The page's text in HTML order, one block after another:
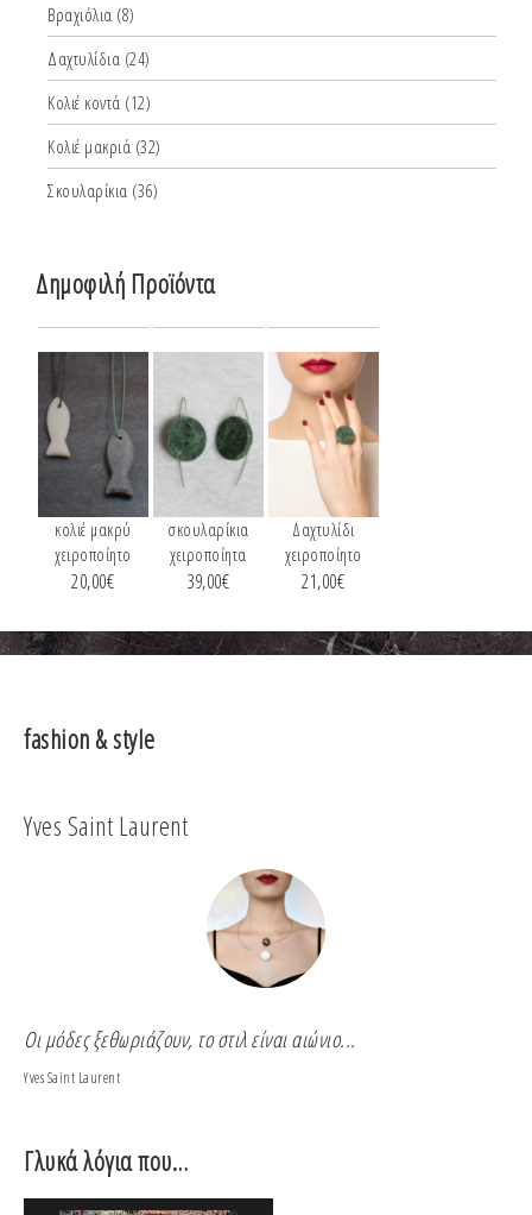
Βραχιόλια (8)
Δαχτυλίδια (24)
Κολιέ κοντά (12)
Κολιέ μακριά (32)
Σκουλαρίκια (36)
Δημοφιλή Προϊόντα
κολιέ μακρύ
χειροποίητο
20,00€
σκουλαρίκια
χειροποίητα
39,00€
Δαχτυλίδι
χειροποίητο
21,00€
fashion & style
Yves Saint Laurent
Οι μόδες ξεθωριάζουν, το στιλ είναι αιώνιο...
Yves Saint Laurent
Γλυκά λόγια που…